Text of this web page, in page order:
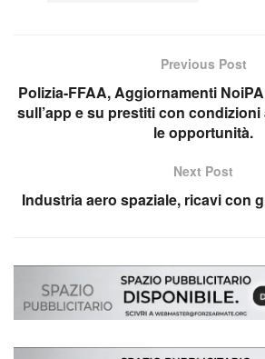
Previous Post
Polizia-FFAA, Aggiornamenti
sull’app e su prestiti con
le opportunità.
Next Post
Industria aero spaziale, ricavi con